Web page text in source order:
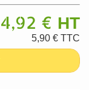
4,92 € HT
5,90 € TTC